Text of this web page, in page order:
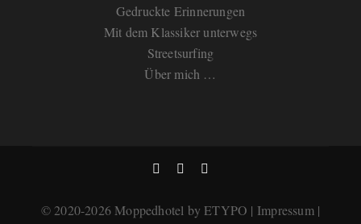
Gedruckte Erinnerungen
Mit dem Klassiker unterwegs
Streetsurfing
Über mich …
©2020-2026Moppedhotel byETYPO | Impressum|